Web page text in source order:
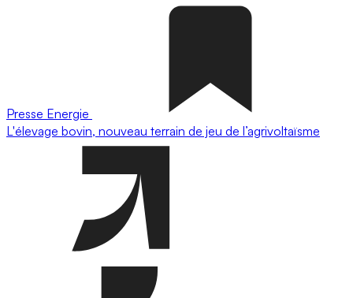
Presse Energie
L'élevage bovin, nouveau terrain de jeu de l’agrivoltaïsme